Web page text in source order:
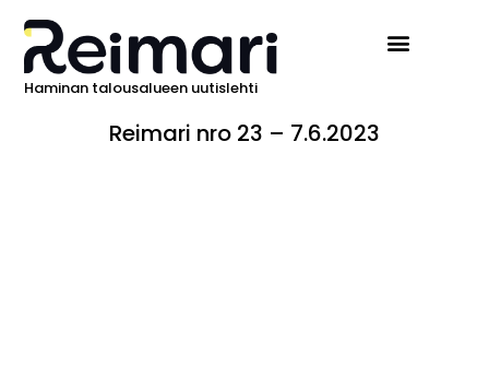
Haminan talousalueen uutislehti
Reimari nro 23 – 7.6.2023